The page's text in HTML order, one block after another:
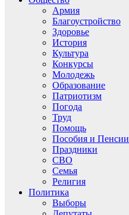
Армия
Благоустройство
Здоровье
История
Культура
Конкурсы
Молодежь
Образование
Патриотизм
Погода
Труд
Помощь
Пособия и Пенсии
Праздники
СВО
Семья
Религия
Политика
Выборы